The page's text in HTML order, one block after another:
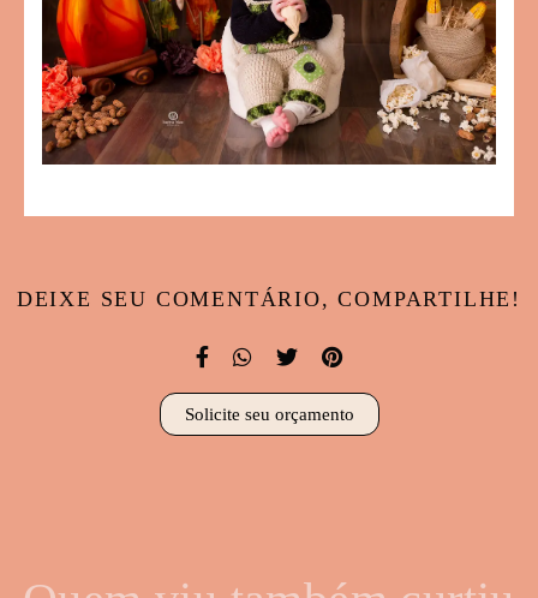
DEIXE SEU COMENTÁRIO, COMPARTILHE!
Solicite seu orçamento